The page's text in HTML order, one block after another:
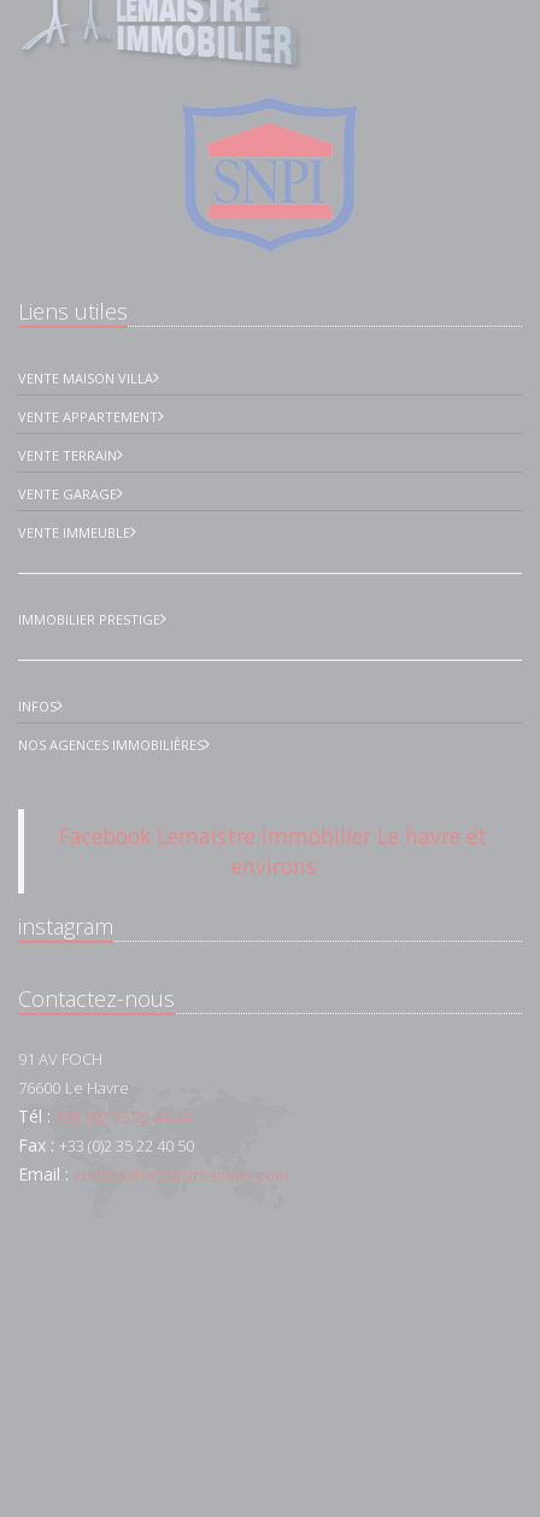
Liens utiles
VENTE MAISON VILLA
VENTE APPARTEMENT
VENTE TERRAIN
VENTE GARAGE
VENTE IMMEUBLE
IMMOBILIER PRESTIGE
INFOS
NOS AGENCES IMMOBILIÈRES
Facebook Lemaistre Immobilier Le havre et
environs
instagram
Contactez-nous
91 AV FOCH
76600 Le Havre
Tél : +33 (0)2 35 22 44 44
Fax : +33 (0)2 35 22 40 50
Email : contact@lemaistre-immo.com